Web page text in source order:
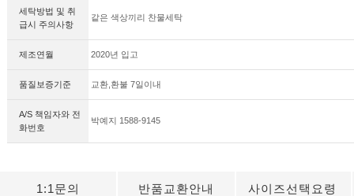
세탁방법 및 취
급시 주의사항
같은 색상끼리 찬물세탁
제조연월 2020년 입고
품질보증기준 교환,환불 7일이내
A/S 책임자와 전
화번호
박예지 1588-9145
1:1문의 반품교환안내 사이즈선택요령